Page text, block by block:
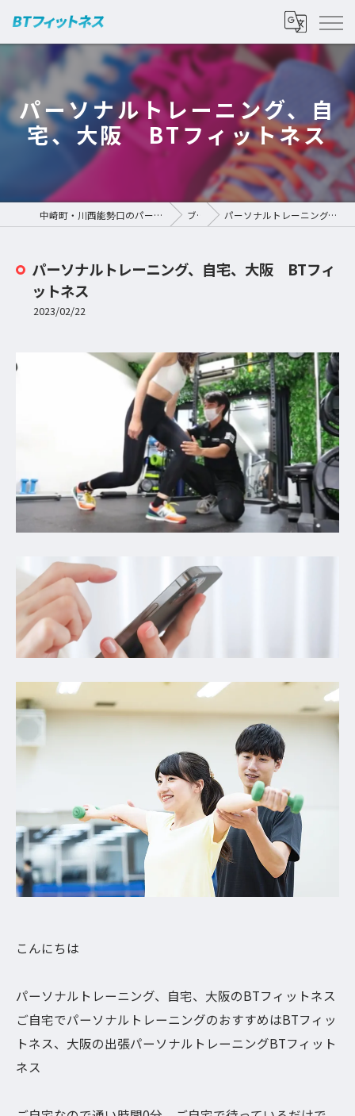
パーソナルトレーニング、自
宅、大阪 BTフィットネス
中崎町・川西能勢口のパーソナルジムなら | BTフィットネス ブログ パーソナルトレーニング、自宅、大阪 BTフィットネス
パーソナルトレーニング、自宅、大阪 BTフィ
ットネス
2023/02/22
こんにちは
パーソナルトレーニング、自宅、大阪のBTフィットネス
ご自宅でパーソナルトレーニングのおすすめはBTフィッ
トネス、大阪の出張パーソナルトレーニングBTフィット
ネス